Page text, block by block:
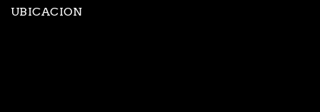
UBICACION